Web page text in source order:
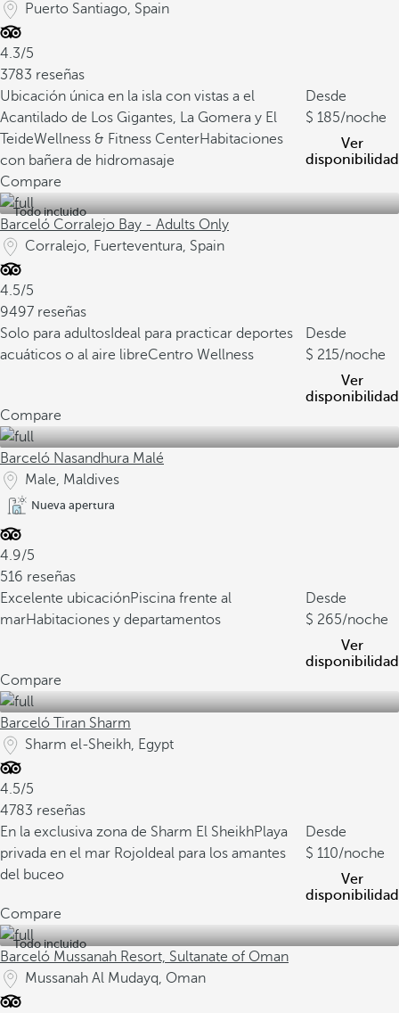
Puerto Santiago, Spain
4.3/5
3783 reseñas
Ubicación única en la isla con vistas a el
Acantilado de Los Gigantes, La Gomera y El
TeideWellness & Fitness CenterHabitaciones
con bañera de hidromasaje
Desde
185/noche
Ver
disponibilidad
Compare
Todo incluido
Barceló Corralejo Bay - Adults Only
Corralejo, Fuerteventura, Spain
4.5/5
9497 reseñas
Solo para adultos Ideal para practicar deportes
acuáticos o al aire libreCentro Wellness
Desde
215/noche
Ver
disponibilidad
Compare
Barceló Nasandhura Malé
Male, Maldives
Nueva apertura
4.9/5
516 reseñas
Excelente ubicaciónPiscina frente al
marHabitaciones y departamentos
Desde
265/noche
Ver
disponibilidad
Compare
Barceló Tiran Sharm
Sharm el-Sheikh, Egypt
4.5/5
4783 reseñas
En la exclusiva zona de Sharm El SheikhPlaya
privada en el mar Rojo Ideal para los amantes
del buceo
Desde
110/noche
Ver
disponibilidad
Compare
Todo incluido
Barceló Mussanah Resort, Sultanate of Oman
Mussanah Al Mudayq, Oman